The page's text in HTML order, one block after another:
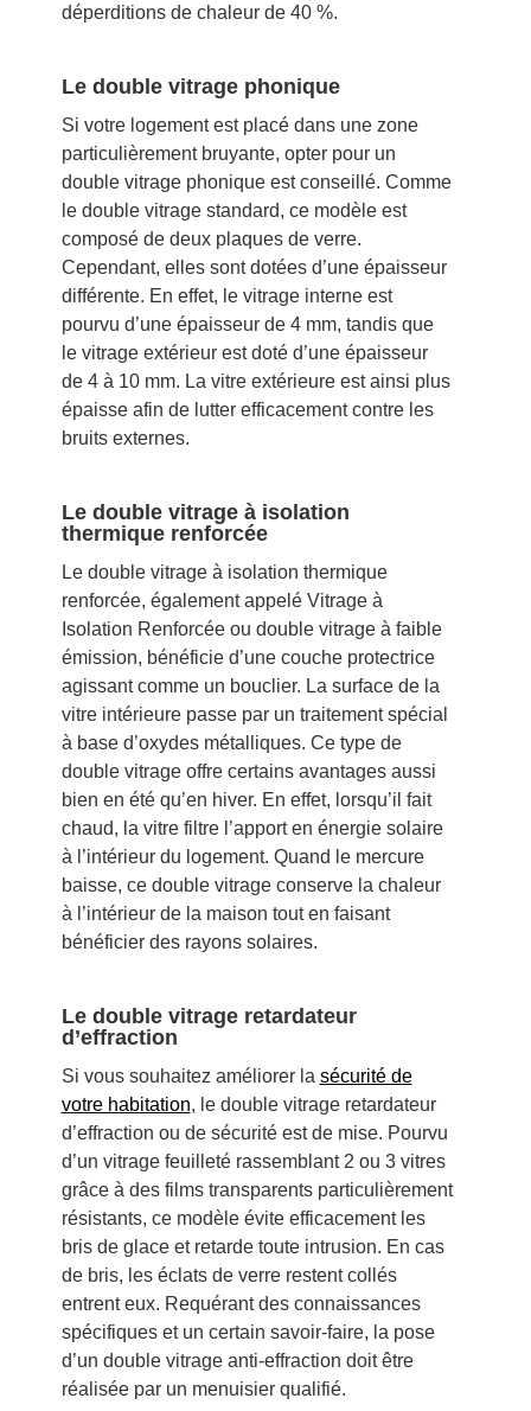
déperditions de chaleur de 40 %.
Le double vitrage phonique
Si votre logement est placé dans une zone
particulièrement bruyante, opter pour un
double vitrage phonique est conseillé. Comme
le double vitrage standard, ce modèle est
composé de deux plaques de verre.
Cependant, elles sont dotées d’une épaisseur
différente. En effet, le vitrage interne est
pourvu d’une épaisseur de 4 mm, tandis que
le vitrage extérieur est doté d’une épaisseur
de 4 à 10 mm. La vitre extérieure est ainsi plus
épaisse afin de lutter efficacement contre les
bruits externes.
Le double vitrage à isolation
thermique renforcée
Le double vitrage à isolation thermique
renforcée, également appelé Vitrage à
Isolation Renforcée ou double vitrage à faible
émission, bénéficie d’une couche protectrice
agissant comme un bouclier. La surface de la
vitre intérieure passe par un traitement spécial
à base d’oxydes métalliques. Ce type de
double vitrage offre certains avantages aussi
bien en été qu’en hiver. En effet, lorsqu’il fait
chaud, la vitre filtre l’apport en énergie solaire
à l’intérieur du logement. Quand le mercure
baisse, ce double vitrage conserve la chaleur
à l’intérieur de la maison tout en faisant
bénéficier des rayons solaires.
Le double vitrage retardateur
d’effraction
Si vous souhaitez améliorer la sécurité de
votre habitation, le double vitrage retardateur
d’effraction ou de sécurité est de mise. Pourvu
d’un vitrage feuilleté rassemblant 2 ou 3 vitres
grâce à des films transparents particulièrement
résistants, ce modèle évite efficacement les
bris de glace et retarde toute intrusion. En cas
de bris, les éclats de verre restent collés
entrent eux. Requérant des connaissances
spécifiques et un certain savoir-faire, la pose
d’un double vitrage anti-effraction doit être
réalisée par un menuisier qualifié.